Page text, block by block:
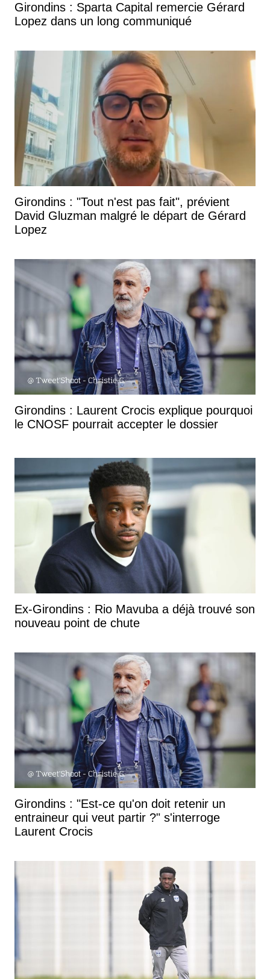
Girondins : Sparta Capital remercie Gérard
Lopez dans un long communiqué
Girondins : "Tout n'est pas fait", prévient
David Gluzman malgré le départ de Gérard
Lopez
Girondins : Laurent Crocis explique pourquoi
le CNOSF pourrait accepter le dossier
Ex-Girondins : Rio Mavuba a déjà trouvé son
nouveau point de chute
Girondins : "Est-ce qu'on doit retenir un
entraineur qui veut partir ?" s'interroge
Laurent Crocis